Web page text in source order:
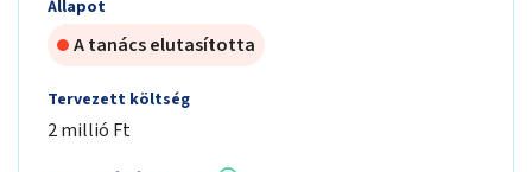
Állapot
A tanács elutasította
Tervezett költség
2 millió Ft